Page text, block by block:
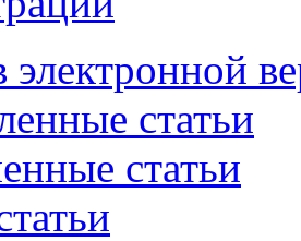
электронной
статьи
статьи